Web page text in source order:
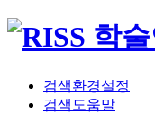
검색환경설정
검색도움말